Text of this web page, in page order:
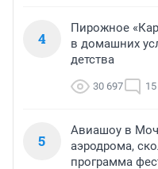
4
Пирожное
в домашних
детства
30 697 15
5
Авиашоу в
аэродрома,
программа